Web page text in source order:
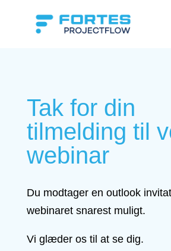
Tak for din
tilmelding til
webinar
Du modtager en outlook
webinaret snarest muligt.
Vi glæder os til at se dig.